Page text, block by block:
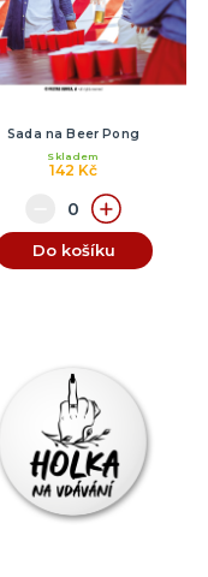
Sada na Beer Pong
142 Kč
Skladem
Do košíku